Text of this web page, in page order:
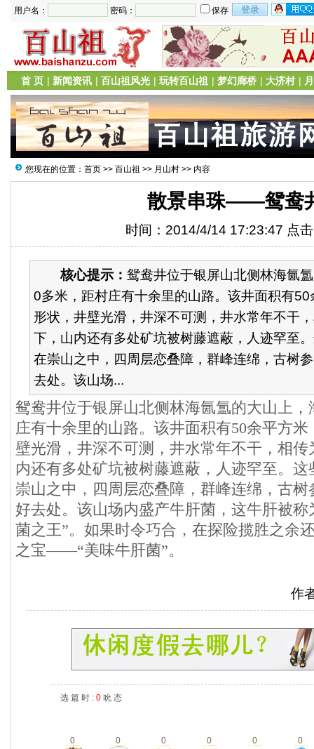
用户名： 密码： 保存
首 页 | 新闻资讯 | 百山祖风光 | 玩转百山祖 | 梦幻廊桥 | 大济村 |
您现在的位置： 首页 >> 百山祖 >> 月山村 >> 内容
散景串珠——鸳鸯
时间：2014/4/14 17:23:47 点
核心提示： 鸳鸯井位于银屏山北侧林海氤
0多米，距村庄有十余里的山路。该井面积有
形状，井壁光滑，井深不可测，井水常年不干
下，山内还有多处矿坑被树藤遮蔽，人迹罕至
在崇山之中，四周层恋叠障，群峰连绵，古树
去处。该山场...
鸳鸯井位于银屏山北侧林海氤氲的大山上，
庄有十余里的山路。该井面积有50余平方
壁光滑，井深不可测，井水常年不干，相
内还有多处矿坑被树藤遮蔽，人迹罕至。
崇山之中，四周层恋叠障，群峰连绵，古
好去处。该山场内盛产牛肝菌，这牛肝被称
菌之王”。如果时令巧合，在探险揽胜之余
之宝——“美味牛肝菌”。
作
选 篇 时 : 0 吮 态
0 0 0 0 0 0